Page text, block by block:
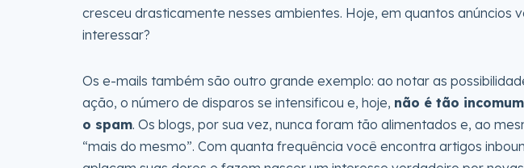
cresceu drasticamente nesses ambientes. Hoje, em quantos anúncios
interessar?
Os e-mails também são outro grande exemplo: ao notar as
ação, o número de disparos se intensificou e, hoje, não é tão
o spam. Os blogs, por sua vez, nunca foram tão alimentados e, ao
“mais do mesmo”. Com quanta frequência você encontra artigos